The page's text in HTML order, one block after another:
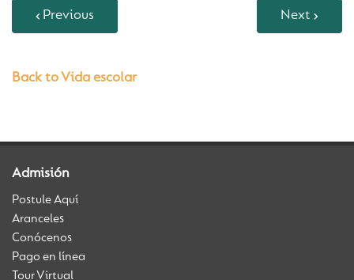
Previous Next
Back to Vida escolar
Admisión
Postule Aquí
Aranceles
Conócenos
Pago en línea
Tour Virtual